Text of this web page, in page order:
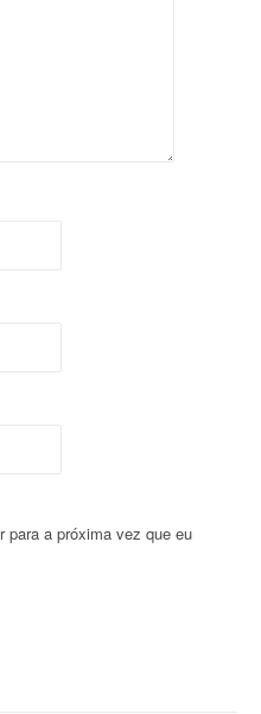
para a próxima vez que eu